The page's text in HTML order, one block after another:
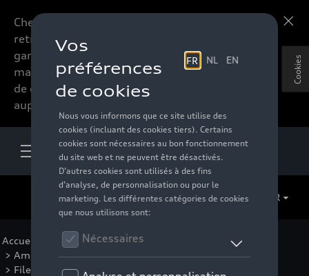
Chers accessoires-lovers,
retrouvez dorénavant toute la
gamme d’accessoires de votre
marque préférée sous forme
de catalogue à commander
auprès de votre distributeur.
FR
Accueil Pour votre Audi > Confort et protection
> Aménagement du coffre et surface de chargement
> Filets et grilles de séparation > Détail
Cookies